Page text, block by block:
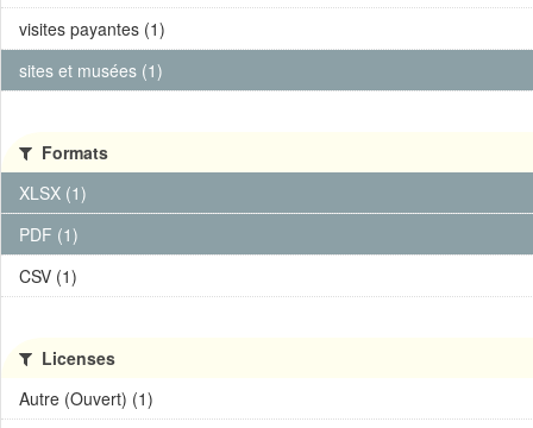
visites payantes (1)
sites et musées (1)
Formats
XLSX (1)
PDF (1)
CSV (1)
Licenses
Autre (Ouvert) (1)